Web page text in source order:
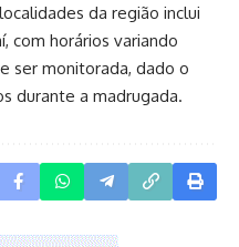
da região inclui
com horários variando
ser monitorada, dado o
durante a madrugada.